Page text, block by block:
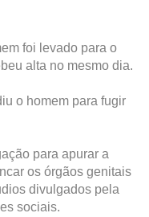
foi levado para o
alta no mesmo dia.
o homem para fugir
para apurar a
os órgãos genitais
divulgados pela
sociais.